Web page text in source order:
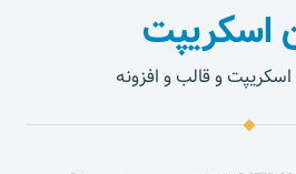
اسکریپت
اسکریپت و قالب و افزونه